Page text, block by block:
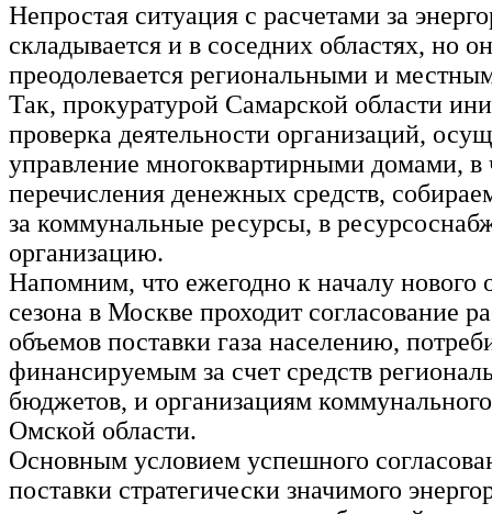
Непростая ситуация с расчетами за
складывается и в соседних областях, но
преодолевается региональными и
Так, прокуратурой Самарской области
проверка деятельности организаций,
управление многоквартирными домами, в
перечисления денежных средств,
за коммунальные ресурсы, в
организацию.
Напомним, что ежегодно к началу нового
сезона в Москве проходит согласование
объемов поставки газа населению,
финансируемым за счет средств
бюджетов, и организациям
Омской области.
Основным условием успешного
поставки стратегически значимого